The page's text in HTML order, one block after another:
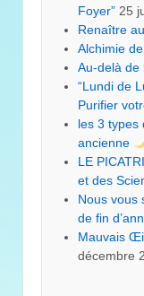
Foyer” 25
Renaître
Alchimie de
Au-delà de
“Lundi de
Purifier
les 3 types
ancienne
LE
et des
Nous vous
de fin
Mauvais
décembre